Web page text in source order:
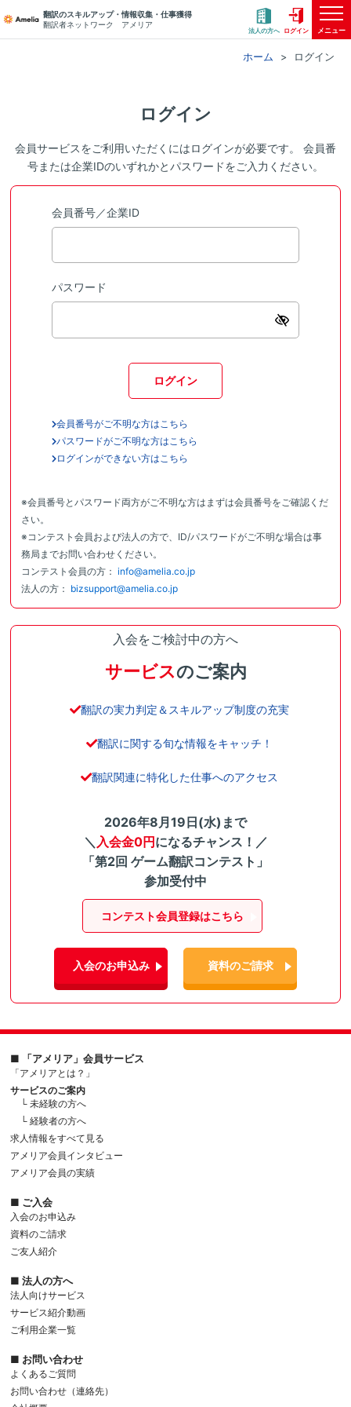
翻訳のスキルアップ・情報収集・仕事獲得
翻訳者ネットワーク アメリア
法人の方へ ログイン メニュー
ホーム ログイン
ログイン
会員サービスをご利用いただくにはログインが必要です。 会員番
号または企業IDのいずれかとパスワードをご入力ください。
会員番号／企業ID
パスワード
ログイン
会員番号がご不明な方はこちら
パスワードがご不明な方はこちら
ログインができない方はこちら
※会員番号とパスワード両方がご不明な方はまずは会員番号をご確認くだ
さい。
※コンテスト会員および法人の方で、ID/パスワードがご不明な場合は事
務局までお問い合わせください。
コンテスト会員の方： info@amelia.co.jp
法人の方： bizsupport@amelia.co.jp
入会をご検討中の方へ
サービスのご案内
翻訳の実力判定＆スキルアップ制度の充実
翻訳に関する旬な情報をキャッチ！
翻訳関連に特化した仕事へのアクセス
2026年8月19日(水)まで
＼ 入会金0円になるチャンス！／
「第2回 ゲーム翻訳コンテスト」
参加受付中
コンテスト会員登録はこちら
入会のお申込み 資料のご請求
■ 「アメリア」会員サービス
「アメリアとは？」
サービスのご案内
└ 未経験の方へ
└ 経験者の方へ
求人情報をすべて見る
アメリア会員インタビュー
アメリア会員の実績
■ ご入会
入会のお申込み
資料のご請求
ご友人紹介
■ 法人の方へ
法人向けサービス
サービス紹介動画
ご利用企業一覧
■ お問い合わせ
よくあるご質問
お問い合わせ（連絡先）